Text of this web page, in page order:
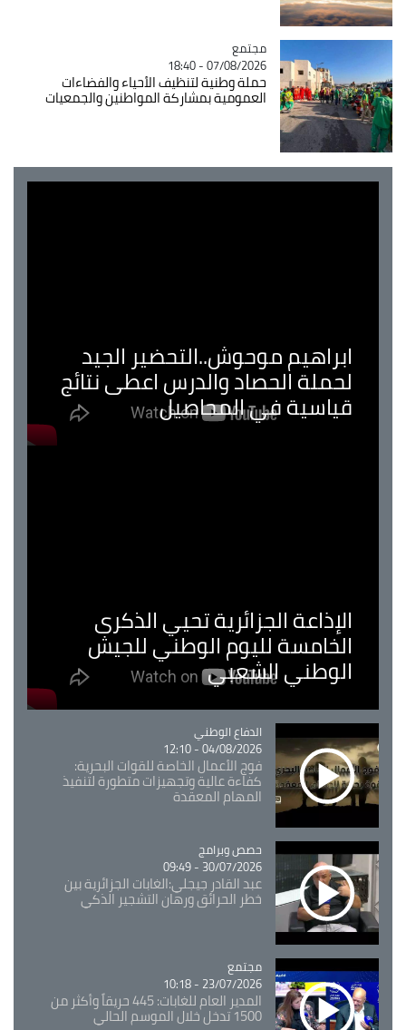
Catégorie
مجتمع
07/08/2026 - 18:40
حملة وطنية لتنظيف الأحياء والفضاءات
العمومية بمشاركة المواطنين والجمعيات
ابراهيم موحوش..التحضير الجيد
لحملة الحصاد والدرس اعطى نتائج
قياسية في المحاصيل
الإذاعة الجزائرية تحيي الذكرى
الخامسة لليوم الوطني للجيش
الوطني الشعبي
Catégorie
الدفاع الوطني
04/08/2026 - 12:10
فوج الأعمال الخاصة للقوات البحرية:
كفاءة عالية وتجهيزات متطورة لتنفيذ
المهام المعقدة
Catégorie
حصص وبرامج
30/07/2026 - 09:49
عبد القادر جيجلي:الغابات الجزائرية بين
خطر الحرائق ورهان التشجير الذكي
Catégorie
مجتمع
23/07/2026 - 10:18
المدير العام للغابات: 445 حريقاً وأكثر من
1500 تدخل خلال الموسم الحالي